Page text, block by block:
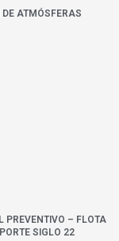
ATMÓSFERAS
PREVENTIVO – FLOTA
SIGLO 22